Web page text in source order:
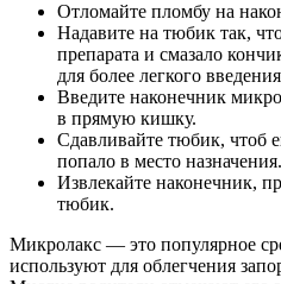
Отломайте пломбу на
Надавите на тюбик так,
препарата и смазало
для более легкого
Введите наконечник
в прямую кишку.
Сдавливайте тюбик, чтоб
попало в место назначения.
Извлекайте наконечник,
тюбик.
Микролакс — это популярное
используют для облегчения